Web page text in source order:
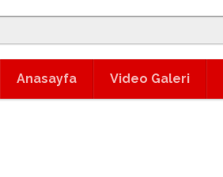
Anasayfa Video Galeri